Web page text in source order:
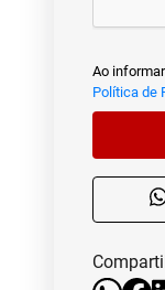
Ao
Política de